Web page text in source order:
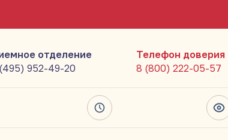
отделение
952-49-20
Телефон доверия
8 (800) 222-05-57